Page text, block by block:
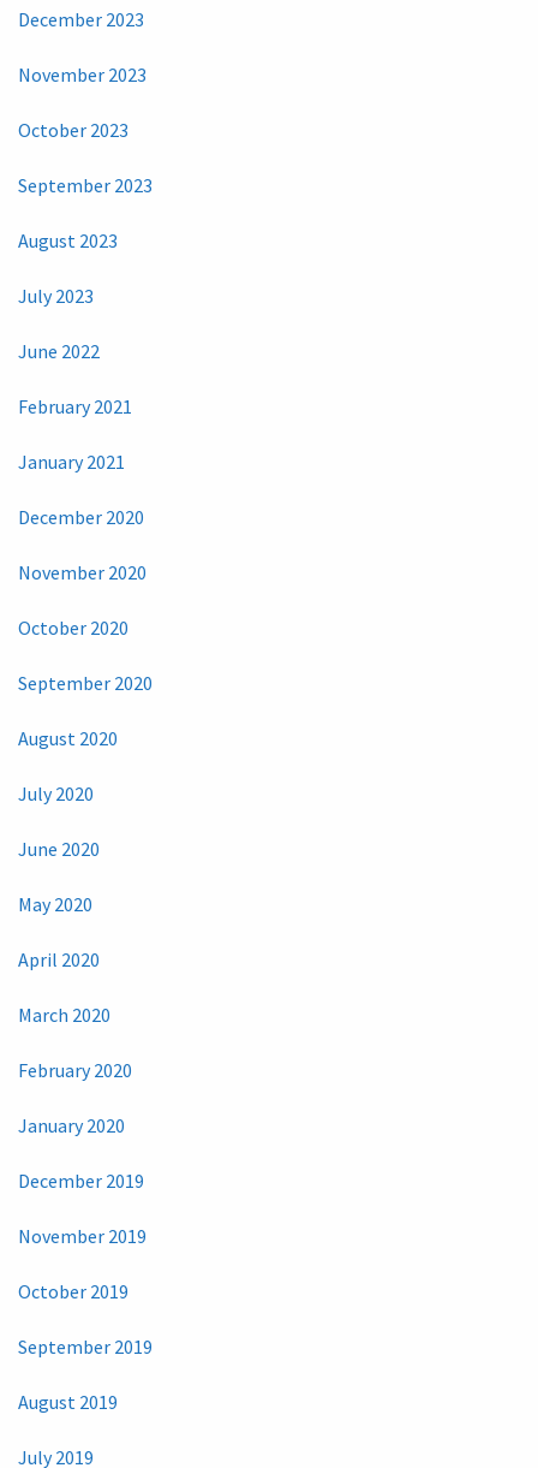
December 2023
November 2023
October 2023
September 2023
August 2023
July 2023
June 2022
February 2021
January 2021
December 2020
November 2020
October 2020
September 2020
August 2020
July 2020
June 2020
May 2020
April 2020
March 2020
February 2020
January 2020
December 2019
November 2019
October 2019
September 2019
August 2019
July 2019